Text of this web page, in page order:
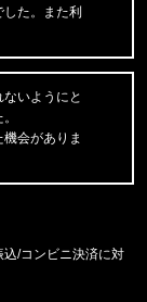
す。
す。
す。
た。また利
いようにと
会がありま
/コンビニ決済に対